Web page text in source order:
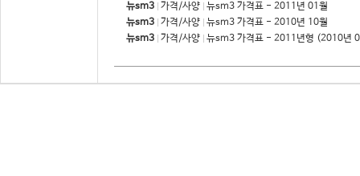
뉴sm3 가격/사양 뉴sm3 가격표 - 2011년 01월
뉴sm3 가격/사양 뉴sm3 가격표 - 2010년 10월
뉴sm3 가격/사양 뉴sm3 가격표 - 2011년형 (2010년